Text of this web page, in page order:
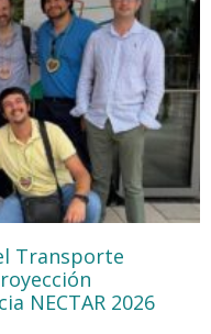
Transporte
NECTAR 2026